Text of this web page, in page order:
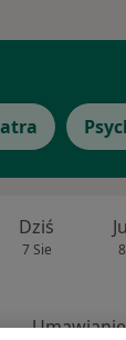
Dziś
7 Sie